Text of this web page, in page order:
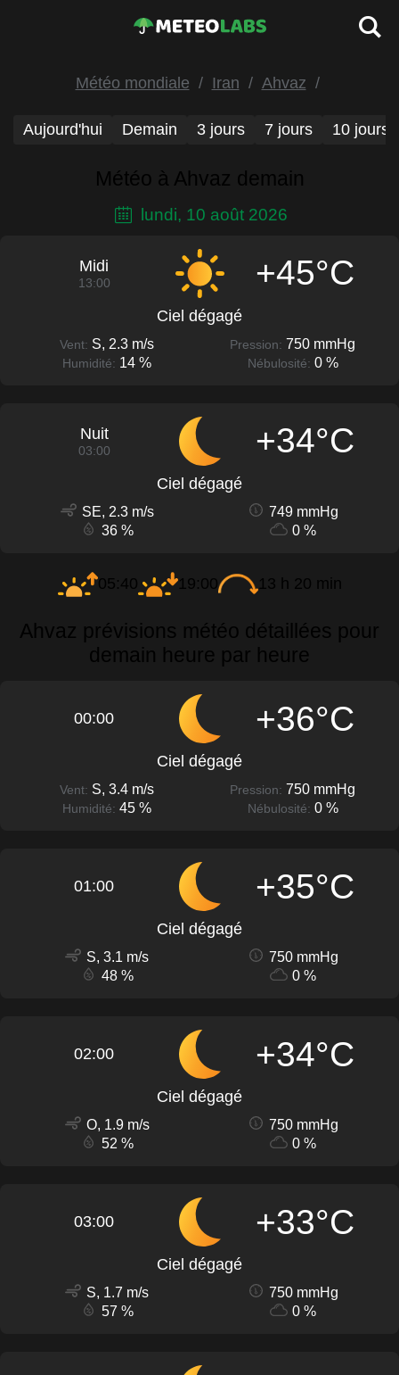
Météo mondiale Iran Ahvaz
Aujourd'hui Demain 3 jours 7 jours 10 jours
Météo à Ahvaz demain
lundi, 10 août 2026
Midi
13:00 +45°C
Ciel dégagé
Vent: S, 2.3 m/s Pression: 750 mmHg
Humidité: 14 % Nébulosité: 0 %
Nuit
03:00 +34°C
Ciel dégagé
SE, 2.3 m/s
749 mmHg
36 %
0 %
05:40 19:00 13 h 20 min
Ahvaz prévisions météo détaillées pour
demain heure par heure
00:00 +36°C
Ciel dégagé
Vent: S, 3.4 m/s Pression: 750 mmHg
Humidité: 45 % Nébulosité: 0 %
01:00 +35°C
Ciel dégagé
S, 3.1 m/s
750 mmHg
48 %
0 %
02:00 +34°C
Ciel dégagé
O, 1.9 m/s
750 mmHg
52 %
0 %
03:00 +33°C
Ciel dégagé
S, 1.7 m/s
750 mmHg
57 %
0 %